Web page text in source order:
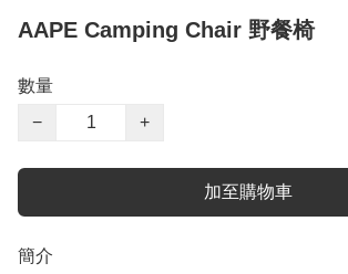
AAPE Camping Chair 野餐椅
數量
−
+
加至購物車
簡介